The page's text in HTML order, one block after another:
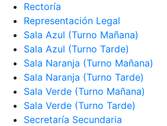
Rectoría
Representación Legal
Sala Azul (Turno Mañana)
Sala Azul (Turno Tarde)
Sala Naranja (Turno Mañana)
Sala Naranja (Turno Tarde)
Sala Verde (Turno Mañana)
Sala Verde (Turno Tarde)
Secretaría Secundaria